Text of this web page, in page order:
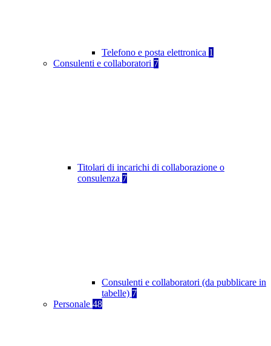
Telefono e posta elettronica 1
Consulenti e collaboratori 7
Titolari di incarichi di collaborazione o
consulenza 7
Consulenti e collaboratori (da pubblicare in
tabelle) 7
Personale 48